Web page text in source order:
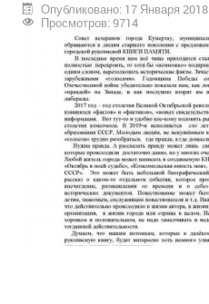
Опубликовано: 17 Января 2018
Просмотров: 9714